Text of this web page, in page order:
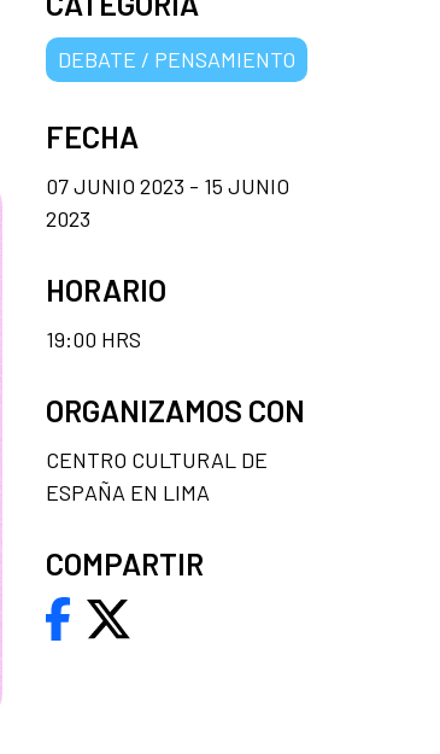
DEBATE / PENSAMIENTO
FECHA
07 JUNIO 2023 - 15 JUNIO
2023
HORARIO
19:00 HRS
ORGANIZAMOS CON
CENTRO CULTURAL DE
ESPAÑA EN LIMA
COMPARTIR